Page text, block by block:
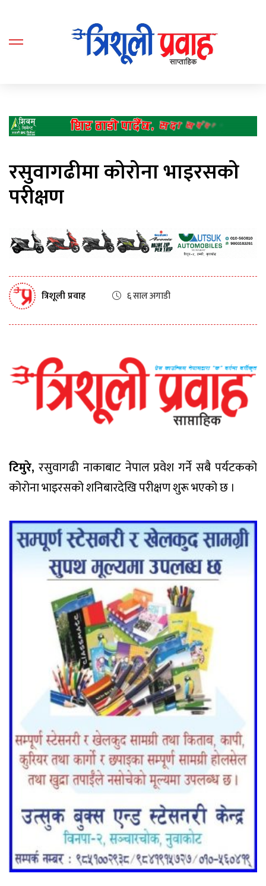
रसुवागढीमा कोरोना भाइरसको
परीक्षण
त्रिशूली प्रवाह ६ साल अगाडी
टिमुरे, रसुवागढी नाकाबाट नेपाल प्रवेश गर्ने सबै पर्यटकको
कोरोना भाइरसको शनिबारदेखि परीक्षण शुरू भएको छ ।